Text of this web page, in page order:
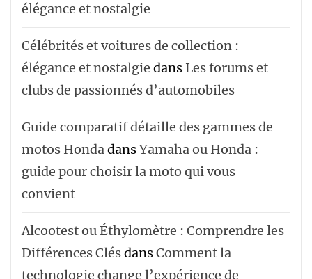
élégance et nostalgie
Célébrités et voitures de collection :
élégance et nostalgie dans Les forums et
clubs de passionnés d’automobiles
Guide comparatif détaille des gammes de
motos HondadansYamaha ou Honda :
guide pour choisir la moto qui vous
convient
Alcootest ou Éthylomètre : Comprendre les
Différences ClésdansComment la
technologie change l’expérience de